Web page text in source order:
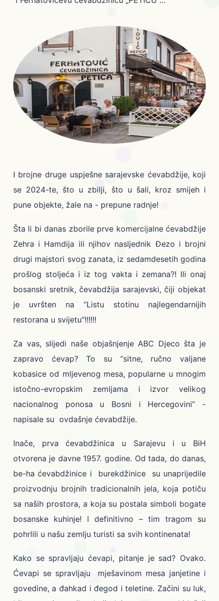
I brojne druge uspješne sarajevske ćevabdžije, koji
se 2024-te, što u zbilji, što u šali, kroz smijeh i
pune objekte, žale na - prepune radnje!
Šta li bi danas zborile prve komercijalne ćevabdžije
Zehra i Hamdija ili njihov nasljednik Đezo i brojni
drugi majstori svog zanata, iz sedamdesetih godina
prošlog stoljeća i iz tog vakta i zemana?! Ili onaj
bosanski sretnik, čevabdžija sarajevski, čiji objekat
je uvršten na “Listu stotinu najlegendarnijih
restorana u svijetu”!!!!!!
Za vas, slijedi naše objašnjenje ABC Djeco šta je
zapravo ćevap? To su “sitne, ručno valjane
kobasice od mljevenog mesa, popularne u mnogim
istočno-evropskim zemljama i izvor velikog
nacionalnog ponosa u Bosni i Hercegovini” -
napisale su ovdašnje ćevabdžije.
Inače, prva ćevabdžinica u Sarajevu i u BiH
otvorena je davne 1957. godine. Od tada, do danas,
be-ha ćevabdžinice i burekdžinice su unaprijedile
proizvodnju brojnih tradicionalnih jela, koja potiču
sa naših prostora, a koja su postala simboli bogate
bosanske kuhinje! I definitivno – tim tragom su
pohrlili u našu zemlju turisti sa svih kontinenata!
Kako se spravljaju ćevapi, pitanje je sad? Ovako.
Ćevapi se spravljaju mješavinom mesa janjetine i
govedine, a đahkad i đegod i teletine. Začini su luk,